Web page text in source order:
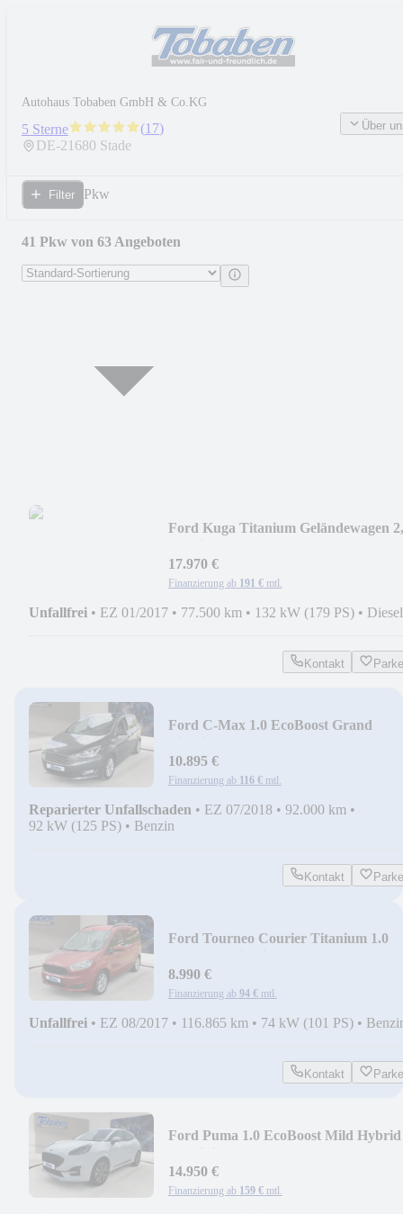
Autohaus Tobaben GmbH & Co.KG
5 Sterne (17)
DE-21680 Stade
Über
Filter Pkw
41 Pkw von 63 Angeboten
Ford Kuga Titanium Geländewagen
17.970 €
Finanzierung ab 191 € mtl.
Unfallfrei • EZ 01/2017 • 77.500 km • 132 kW (179 PS) • Diesel
Kontakt
Ford C-Max 1.0 EcoBoost Grand
10.895 €
Finanzierung ab 116 € mtl.
Reparierter Unfallschaden • EZ 07/2018 • 92.000 km •
92 kW (125 PS) • Benzin
Kontakt
Ford Tourneo Courier Titanium 1.0
8.990 €
Finanzierung ab 94 € mtl.
Unfallfrei • EZ 08/2017 • 116.865 km • 74 kW (101 PS) •
Kontakt
Ford Puma 1.0 EcoBoost Mild Hybrid
14.950 €
Finanzierung ab 159 € mtl.